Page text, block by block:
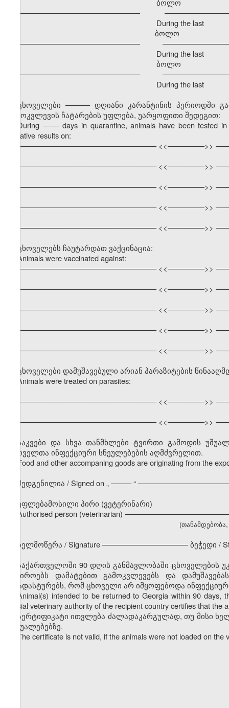
ბოლო
––––––––––––––––––––––––––––––
During the last
ბოლო
––––––––––––––––––––––––––––––
During the last
ბოლო
––––––––––––––––––––––––––––––
During the last
ცხოველები –––––– დღიანი კარანტინის პერიოდში
გამოკვლევის ჩატარების უფლება, უარყოფითი შედეგით:
During ––––days in quarantine, animals have been tested
negative results on:
–––––––––––––––––––––––––––––––––– <<–––––––––>>
–––––––––––––––––––––––––––––––––– <<–––––––––>>
–––––––––––––––––––––––––––––––––– <<–––––––––>>
–––––––––––––––––––––––––––––––––– <<–––––––––>>
–––––––––––––––––––––––––––––––––– <<–––––––––>>
ცხოველებს ჩაუტარდათ ვაქცინაცია:
Animals were vaccinated against:
–––––––––––––––––––––––––––––––––– <<–––––––––>>
–––––––––––––––––––––––––––––––––– <<–––––––––>>
–––––––––––––––––––––––––––––––––– <<–––––––––>>
–––––––––––––––––––––––––––––––––– <<–––––––––>>
–––––––––––––––––––––––––––––––––– <<–––––––––>>
ცხოველები დამუშავებული არიან პარაზიტების
Animals were treated on parasites:
–––––––––––––––––––––––––––––––––– <<–––––––––>>
–––––––––––––––––––––––––––––––––– <<–––––––––>>
საკვები და სხვა თანმხლები ტვირთი გამოდის
ცხოველთა ინფექციური სნეულებების აღმძვრელით.
Food and other accompaning goods are originating from the
შედგენილია / Signed on„––––– “
უფლებამოსილი პირი (ვეტერინარი)
Authorised person (veterinarian)
ხელმოწერა / Signature ––––––––––––––––––––– ბეჭედი /
საქართველოში 90 დღის განმავლობაში ცხოველების
საჭიროებს დამატებით გამოკვლევებს და
დაადასტურებს, რომ ცხოველი არ იმყოფებოდა
Animal(s) intended to be returned to Georgia within 90
official veterinary authority of the recipient country certifies that
სერტიფიკატი ითვლება ძალადაკარგულად, თუ მისი
საშუალებებზე.
The certificate is not valid, if the animals were not loaded on